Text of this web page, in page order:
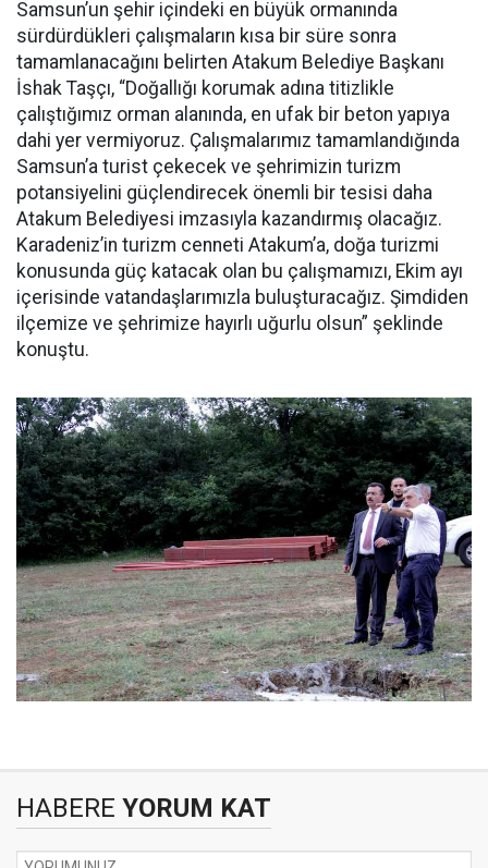
Samsun’un şehir içindeki en büyük ormanında
sürdürdükleri çalışmaların kısa bir süre sonra
tamamlanacağını belirten Atakum Belediye Başkanı
İshak Taşçı, “Doğallığı korumak adına titizlikle
çalıştığımız orman alanında, en ufak bir beton yapıya
dahi yer vermiyoruz. Çalışmalarımız tamamlandığında
Samsun’a turist çekecek ve şehrimizin turizm
potansiyelini güçlendirecek önemli bir tesisi daha
Atakum Belediyesi imzasıyla kazandırmış olacağız.
Karadeniz’in turizm cenneti Atakum’a, doğa turizmi
konusunda güç katacak olan bu çalışmamızı, Ekim ayı
içerisinde vatandaşlarımızla buluşturacağız. Şimdiden
ilçemize ve şehrimize hayırlı uğurlu olsun” şeklinde
konuştu.
HABERE YORUM KAT